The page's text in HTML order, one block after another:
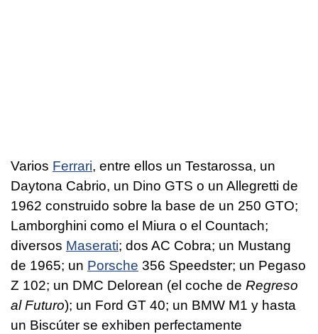
Varios Ferrari, entre ellos un Testarossa, un
Daytona Cabrio, un Dino GTS o un Allegretti de
1962 construido sobre la base de un 250 GTO;
Lamborghini como el Miura o el Countach;
diversos Maserati; dos AC Cobra; un Mustang
de 1965; un Porsche 356 Speedster; un Pegaso
Z 102; un DMC Delorean (el coche de Regreso
al Futuro); un Ford GT 40; un BMW M1 y hasta
un Biscúter se exhiben perfectamente